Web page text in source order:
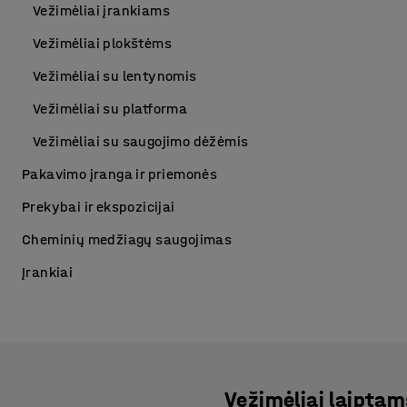
Vežimėliai įrankiams
Vežimėliai plokštėms
Vežimėliai su lentynomis
Vežimėliai su platforma
Vežimėliai su saugojimo dėžėmis
Pakavimo įranga ir priemonės
Prekybai ir ekspozicijai
Cheminių medžiagų saugojimas
Įrankiai
Vežimėliai